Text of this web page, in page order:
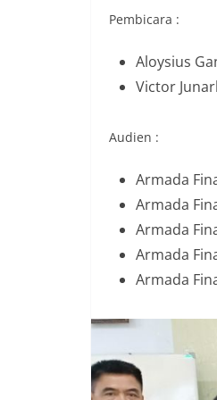
Pembicara :
Aloysius
Victor
Audien :
Armada
Armada
Armada
Armada
Armada